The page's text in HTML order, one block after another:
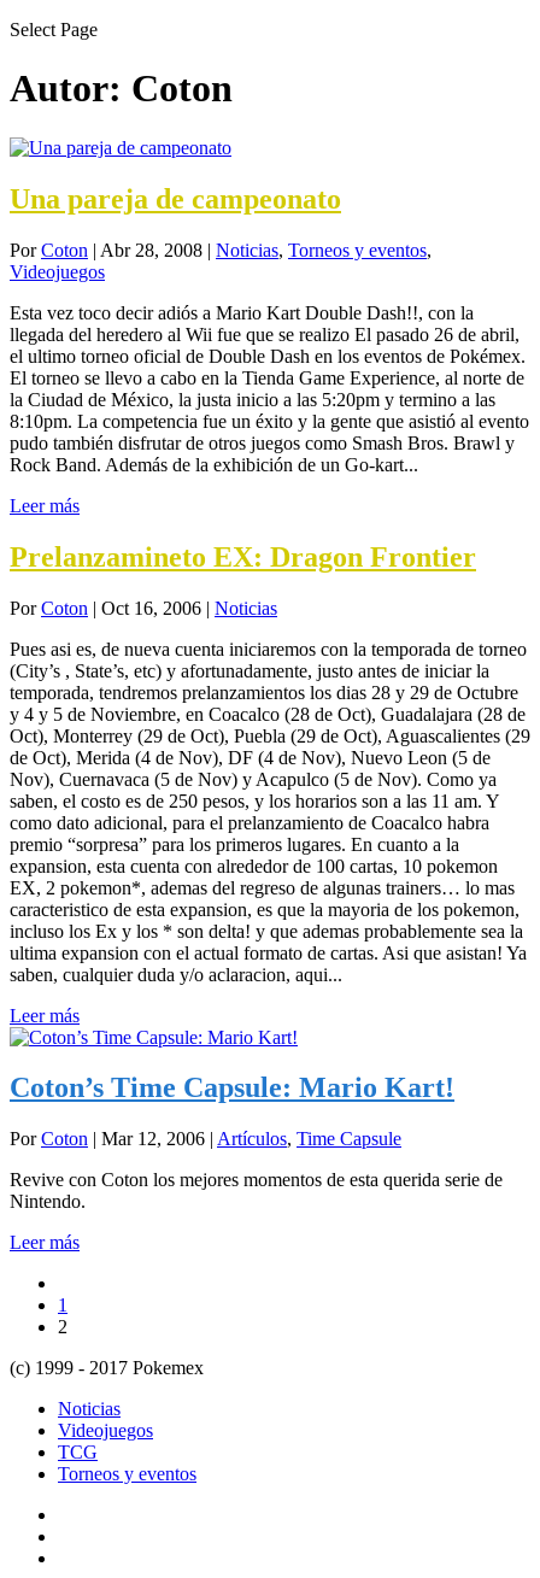
Select Page
Autor: Coton
Una pareja de campeonato
PorCoton | Abr 28, 2008 | Noticias, Torneos y eventos,
Videojuegos
Esta vez toco decir adiós a Mario Kart Double Dash!!, con la
llegada del heredero al Wii fue que se realizo El pasado 26 de abril,
el ultimo torneo oficial de Double Dash en los eventos de Pokémex.
El torneo se llevo a cabo en la Tienda Game Experience, al norte de
la Ciudad de México, la justa inicio a las 5:20pm y termino a las
8:10pm. La competencia fue un éxito y la gente que asistió al evento
pudo también disfrutar de otros juegos como Smash Bros. Brawl y
Rock Band. Además de la exhibición de un Go-kart...
Leer más
Prelanzamineto EX: Dragon Frontier
PorCoton | Oct 16, 2006 | Noticias
Pues asi es, de nueva cuenta iniciaremos con la temporada de torneo
(City’s , State’s, etc) y afortunadamente, justo antes de iniciar la
temporada, tendremos prelanzamientos los dias 28 y 29 de Octubre
y 4 y 5 de Noviembre, en Coacalco (28 de Oct), Guadalajara (28 de
Oct), Monterrey (29 de Oct), Puebla (29 de Oct), Aguascalientes (29
de Oct), Merida (4 de Nov), DF (4 de Nov), Nuevo Leon (5 de
Nov), Cuernavaca (5 de Nov) y Acapulco (5 de Nov). Como ya
saben, el costo es de 250 pesos, y los horarios son a las 11 am. Y
como dato adicional, para el prelanzamiento de Coacalco habra
premio “sorpresa” para los primeros lugares. En cuanto a la
expansion, esta cuenta con alrededor de 100 cartas, 10 pokemon
EX, 2 pokemon*, ademas del regreso de algunas trainers… lo mas
caracteristico de esta expansion, es que la mayoria de los pokemon,
incluso los Ex y los * son delta! y que ademas probablemente sea la
ultima expansion con el actual formato de cartas. Asi que asistan! Ya
saben, cualquier duda y/o aclaracion, aqui...
Leer más
Coton’s Time Capsule: Mario Kart!
PorCoton | Mar 12, 2006 | Artículos, Time Capsule
Revive con Coton los mejores momentos de esta querida serie de
Nintendo.
Leer más
1
2
(c) 1999 - 2017 Pokemex
Noticias
Videojuegos
TCG
Torneos y eventos